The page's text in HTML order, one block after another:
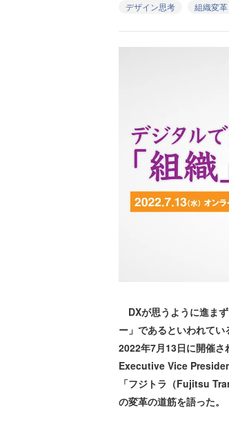
デザイン思考 組織変革
DXが思うように進ま
ー」であるといわれてい
2022年7月13日に開催
Executive Vice
「フジトラ（Fujitsu
の変革の道筋を語った。